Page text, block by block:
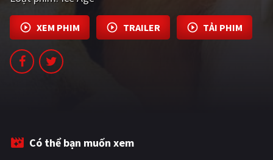
PHIM MỚI
PHIM BỘ
PHIM LẺ
XEM PHIM TRAILER TẢI PHIM
Có thể bạn muốn xem